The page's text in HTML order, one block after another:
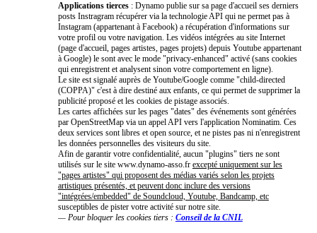
Applications tierces : Dynamo publie sur sa page d'accueil ses derniers
posts Instragram récupérer via la technologie API qui ne permet pas à
Instagram (appartenant à Facebook) a récupération d'informations sur
votre profil ou votre navigation. Les vidéos intégrées au site Internet
(page d'accueil, pages artistes, pages projets) depuis Youtube appartenant
à Google) le sont avec le mode "privacy-enhanced" activé (sans cookies
qui enregistrent et analysent sinon votre comportement en ligne).
Le site est signalé auprès de Youtube/Google comme "child-directed
(COPPA)" c'est à dire destiné aux enfants, ce qui permet de supprimer la
publicité proposé et les cookies de pistage associés.
Les cartes affichées sur les pages "dates" des événements sont générées
par OpenStreetMap via un appel API vers l'application Nominatim. Ces
deux services sont libres et open source, et ne pistes pas ni n'enregistrent
les données personnelles des visiteurs du site.
Afin de garantir votre confidentialité, aucun "plugins" tiers ne sont
utilisés sur le site www.dynamo-asso.fr excepté uniquement sur les
"pages artistes" qui proposent des médias variés selon les projets
artistiques présentés, et peuvent donc inclure des versions
"intégrées/embedded" de Soundcloud, Youtube, Bandcamp, etc
susceptibles de pister votre activité sur notre site.
— Pour bloquer les cookies tiers : Conseil de la CNIL